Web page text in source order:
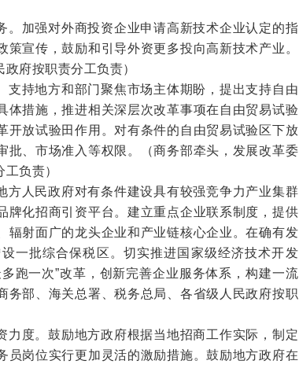
。 加强对外商投资企业申请高新技术企业认定的指
宣传，鼓励和引导外资更多投向高新技术产业。
府按职责分工负责）
支持地方和部门聚焦市场主体期盼，提出支持自由
体措施，推进相关深层次改革事项在自由贸易试验
开放试验田作用。对有条件的自由贸易试验区下放
、市场准入等权限。
（商务部牵头，发展改革委
负责）
方人民政府对有条件建设具有较强竞争力产业集群
牌化招商引资平台。建立重点企业联系制度，提供
辐射面广的龙头企业和产业链核心企业。在确有发
一批综合保税区。切实推进国家级经济技术开发
多跑一次”改革，创新完善企业服务体系，构建一流
务部、海关总署、税务总局、各省级人民政府按职
力度。 鼓励地方政府根据当地招商工作实际，制定
员岗位实行更加灵活的激励措施。鼓励地方政府在